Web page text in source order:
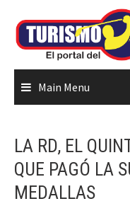
content
Main Menu
LA RD, EL
QUE PAGÓ LA
MEDALLAS